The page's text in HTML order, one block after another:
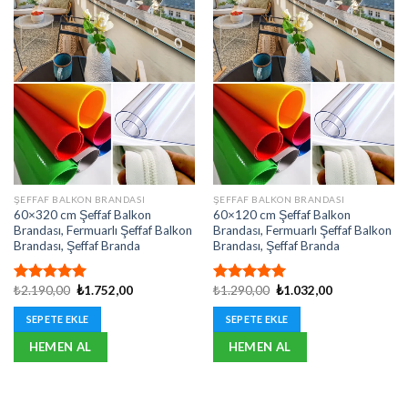
ŞEFFAF BALKON BRANDASI
60×320 cm Şeffaf Balkon
Brandası, Fermuarlı Şeffaf Balkon
Brandası, Şeffaf Branda
5 üzerinden
5.00oy
aldı
₺2.190,00 Orijinal
₺2.190,00.
₺1.752,00Şu
SEPETE EKLE
HEMEN AL
ŞEFFAF BALKON BRANDASI
60×120 cm Şeffaf Balkon
Brandası, Fermuarlı Şeffaf Balkon
Brandası, Şeffaf Branda
5 üzerinden
5.00oy
aldı
₺1.290,00 Orijinal
₺1.290,00.
₺1.032,00Şu
SEPETE EKLE
HEMEN AL